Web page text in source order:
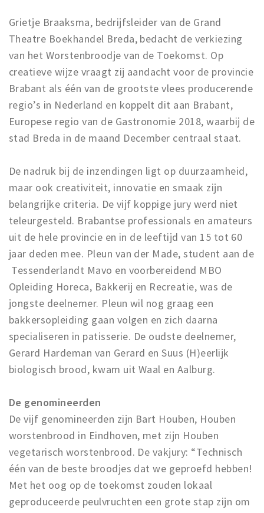
Grietje Braaksma, bedrijfsleider van de Grand
Theatre Boekhandel Breda, bedacht de verkiezing
van het Worstenbroodje van de Toekomst. Op
creatieve wijze vraagt zij aandacht voor de provincie
Brabant als één van de grootste vlees producerende
regio’s in Nederland en koppelt dit aan Brabant,
Europese regio van de Gastronomie 2018, waarbij de
stad Breda in de maand December centraal staat.
De nadruk bij de inzendingen ligt op duurzaamheid,
maar ook creativiteit, innovatie en smaak zijn
belangrijke criteria. De vijf koppige jury werd niet
teleurgesteld. Brabantse professionals en amateurs
uit de hele provincie en in de leeftijd van 15 tot 60
jaar deden mee. Pleun van der Made, student aan de
Tessenderlandt Mavo en voorbereidend MBO
Opleiding Horeca, Bakkerij en Recreatie, was de
jongste deelnemer. Pleun wil nog graag een
bakkersopleiding gaan volgen en zich daarna
specialiseren in patisserie. De oudste deelnemer,
Gerard Hardeman van Gerard en Suus (H)eerlijk
biologisch brood, kwam uit Waal en Aalburg.
De genomineerden
De vijf genomineerden zijn Bart Houben, Houben
worstenbrood in Eindhoven, met zijn Houben
vegetarisch worstenbrood. De vakjury: “Technisch
één van de beste broodjes dat we geproefd hebben!
Met het oog op de toekomst zouden lokaal
geproduceerde peulvruchten een grote stap zijn om